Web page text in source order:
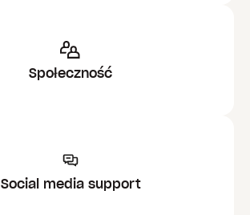
Społeczność
Social media support